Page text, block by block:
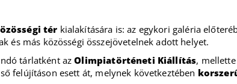
tér kialakítására is: az egykori galéria
és más közösségi összejövetelnek adott helyet.
tárlatként azOlimpiatörténeti Kiállítás,
felújításon esett át, melynek következtében